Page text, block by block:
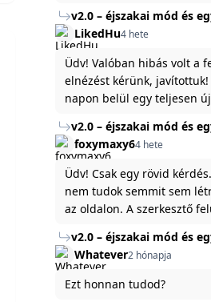
v2.0 – éjszakai mód és
fejlesztések
LikedHu4 hete
Üdv! Valóban hibás volt a
elnézést kérünk, javítottuk!
napon belül egy teljesen új
weboldal legújabb, 3.0-ás
és vélhetően ez zavart be
baráti megjegyzés: ha
és tud várni néhány napot
tartalom, amit készíteni
szeretnél, inkább várj
mert ég és föld lesz a
jelenlegi rendszer és az új
legfőképpen egyébként épp
tartalomkészítési
v2.0 – éjszakai mód és
fejlesztések
foxymaxy64 hete
Üdv! Csak egy rövid
nem tudok semmit sem
az oldalon. A szerkesztő
Köszönöm ha válaszoltok.
v2.0 – éjszakai mód és
fejlesztések
Whatever2 hónapja
Ezt honnan tudod?